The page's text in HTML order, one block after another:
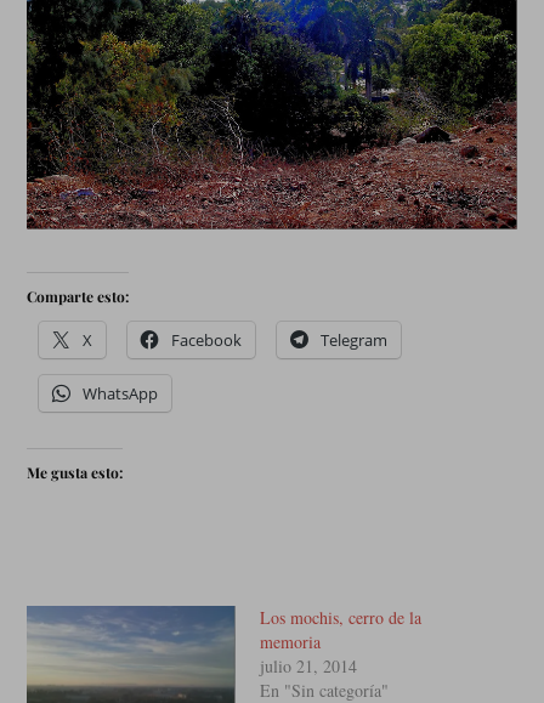
Comparte esto:
X Facebook Telegram
WhatsApp
Me gusta esto:
Los mochis, cerro de la
memoria
julio 21, 2014
En "Sin categoría"